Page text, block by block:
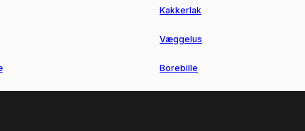
Kakkerlak
Væggelus
Borebille